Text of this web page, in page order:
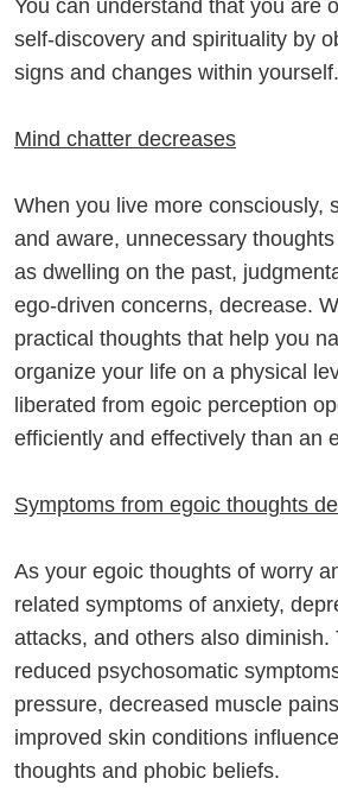
You can understand that you are
self-discovery and spirituality by
signs and changes within yourself.
Mind chatter decreases
When you live more consciously,
and aware, unnecessary
as dwelling on the past,
ego-driven concerns, decrease.
practical thoughts that help you
organize your life on a physical
liberated from egoic perception
efficiently and effectively than an
Symptoms from egoic thoughts
As your egoic thoughts of worry
related symptoms of anxiety,
attacks, and others also diminish.
reduced psychosomatic
pressure, decreased muscle
improved skin conditions
thoughts and phobic beliefs.